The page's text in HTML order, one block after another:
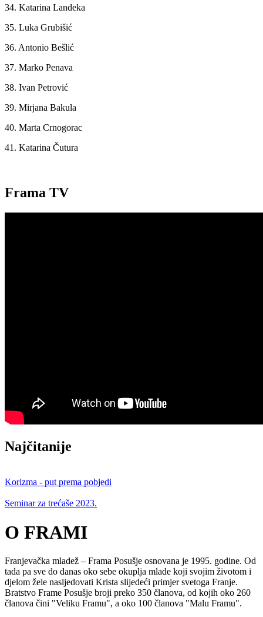
34. Katarina Landeka
35. Luka Grubišić
36. Antonio Bešlić
37. Marko Penava
38. Ivan Petrović
39. Mirjana Bakula
40. Marta Crnogorac
41. Katarina Čutura
Frama TV
Najčitanije
Korizma - put prema pobjedi
Seminar za trećaše 2023.
O FRAMI
Franjevačka mladež – Frama Posušje osnovana je 1995. godine. Od
tada pa sve do danas oko sebe okuplja mlade koji svojim životom i
djelom žele nasljedovati Krista slijedeći primjer svetoga Franje.
Bratstvo Frame Posušje broji preko 350 članova, od kojih oko 260
članova čini "Veliku Framu", a oko 100 članova "Malu Framu".